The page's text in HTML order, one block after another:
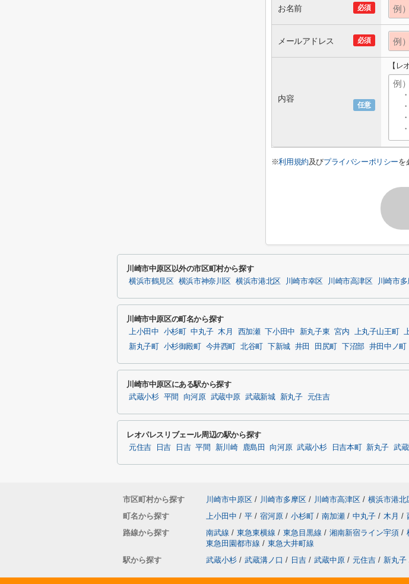
必須
お名前
必須
メールアドレス
任意
内容
【レ
※利用規約及びプライバシーポリシーを
川崎市中原区以外の市区町村から探す
横浜市鶴見区 横浜市神奈川区 横浜市港北区 川崎市幸区 川崎市高津区 川崎市多
川崎市中原区の町名から探す
上小田中 小杉町 中丸子 木月 西加瀬 下小田中 新丸子東 宮内 上丸子山王町
新丸子町
小杉御殿町 今井西町 北谷町 下新城 井田 田尻町 下沼部 井田中ノ町
川崎市中原区にある駅から探す
武蔵小杉 平間 向河原 武蔵中原 武蔵新城 新丸子 元住吉
レオパレスリブェール周辺の駅から探す
元住吉 日吉 日吉 平間 新川崎 鹿島田 向河原 武蔵小杉 日吉本町 新丸子 武
市区町村から探す 川崎市中原区 / 川崎市多摩区 / 川崎市高津区 / 横浜市港北
町名から探す
上小田中 / 平 / 宿河原 / 小杉町 / 南加瀬 / 中丸子 / 木月 /
路線から探す
南武線 / 東急東横線 / 東急目黒線 / 湘南新宿ライン宇須 /
東急田園都市線 / 東急大井町線
駅から探す
武蔵小杉 / 武蔵溝ノ口 / 日吉 / 武蔵中原 / 元住吉 / 新丸子